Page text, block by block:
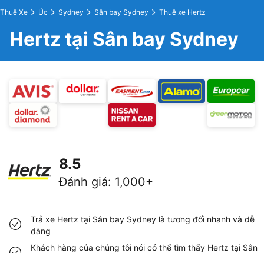
Thuê Xe Úc Sydney Sân bay Sydney Thuê xe Hertz
Hertz tại Sân bay Sydney
8.5
Đánh giá: 1,000+
Trả xe Hertz tại Sân bay Sydney là tương đối nhanh và dễ
dàng
Khách hàng của chúng tôi nói có thể tìm thấy Hertz tại Sân